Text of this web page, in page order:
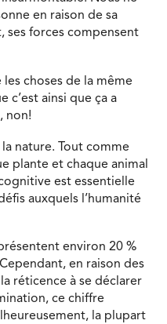
en raison de sa
ses forces compensent
choses de la même
c’est ainsi que ça a
non!
nature. Tout comme
plante et chaque animal
est essentielle
auxquels l’humanité
environ 20 %
en raison des
réticence à se déclarer
ce chiffre
la plupart